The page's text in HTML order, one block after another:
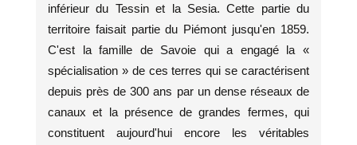
inférieur du Tessin et la Sesia. Cette partie du
territoire faisait partie du Piémont jusqu'en 1859.
C'est la famille de Savoie qui a engagé la «
spécialisation » de ces terres qui se caractérisent
depuis près de 300 ans par un dense réseaux de
canaux et la présence de grandes fermes, qui
constituent aujourd'hui encore les véritables